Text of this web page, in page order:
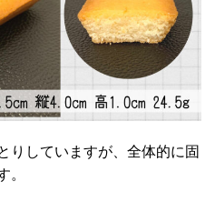
りしていますが、全体的に固